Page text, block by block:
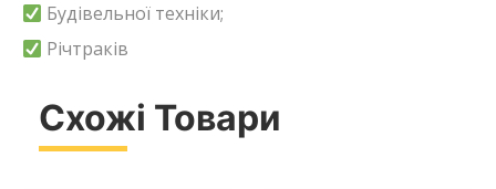
Будівельної техніки;
Річтраків
Схожі Товари